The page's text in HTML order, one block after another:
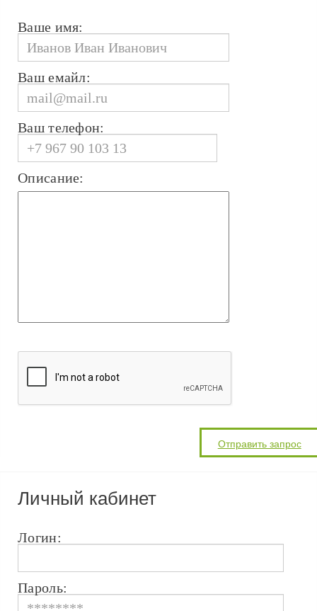
Ваше имя:
Ваш емайл:
Ваш телефон:
Описание:
Личный кабинет
Логин:
Пароль: